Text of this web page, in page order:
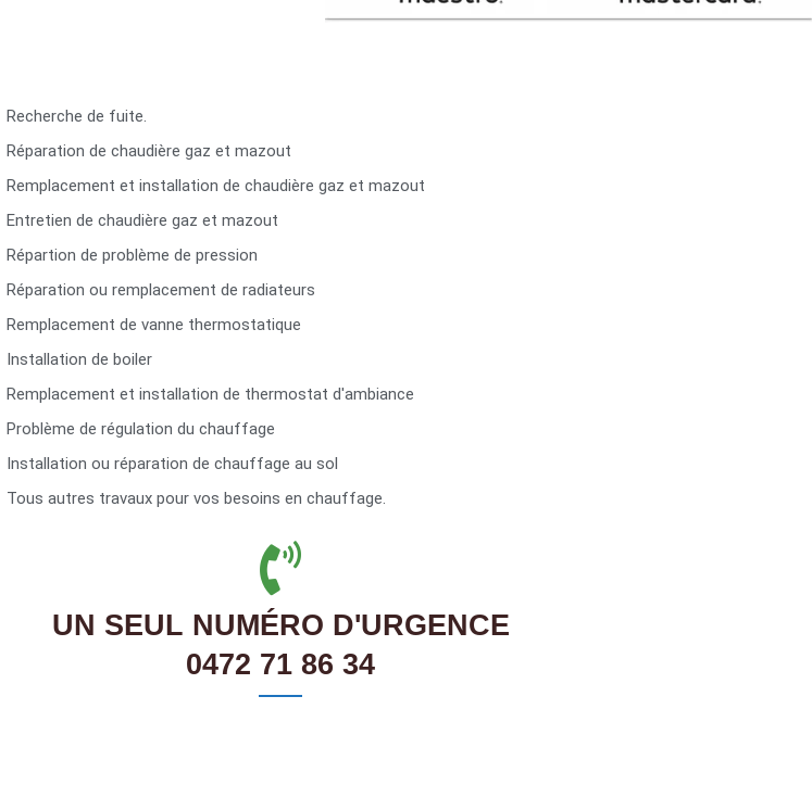
Recherche de fuite.
Réparation de chaudière gaz et mazout
Remplacement et installation de chaudière gaz et mazout
Entretien de chaudière gaz et mazout
Répartion de problème de pression
Réparation ou remplacement de radiateurs
Remplacement de vanne thermostatique
Installation de boiler
Remplacement et installation de thermostat d'ambiance
Problème de régulation du chauffage
Installation ou réparation de chauffage au sol
Tous autres travaux pour vos besoins en chauffage.
UN SEUL NUMÉRO D'URGENCE
0472 71 86 34